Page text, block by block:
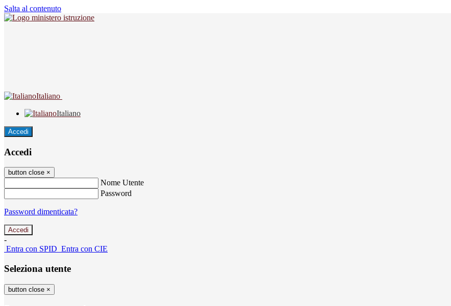
Salta al contenuto
Italiano
Italiano
Accedi
Accedi
button close ×
Nome Utente
Password
Password dimenticata?
-
Entra con SPID Entra con CIE
Seleziona utente
button close ×